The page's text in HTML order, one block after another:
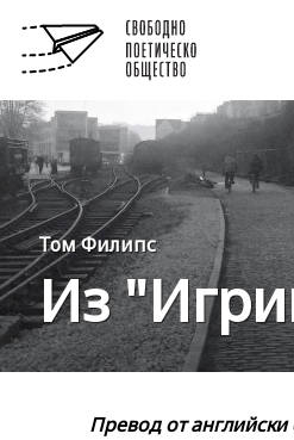
Том Филипс
Из
Превод от